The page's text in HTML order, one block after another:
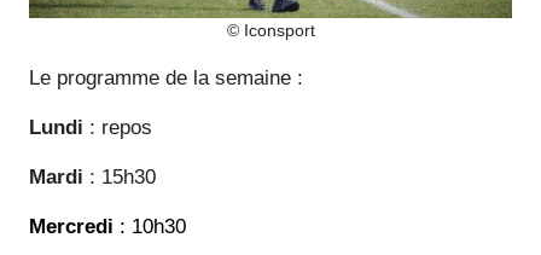
© Iconsport
Le programme de la semaine :
Lundi : repos
Mardi : 15h30
Mercredi : 10h30